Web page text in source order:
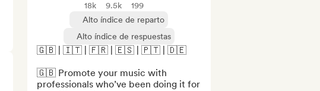
18k 9.5k
199
Alto índice de reparto
Alto índice de respuestas
🇬🇧 | 🇮🇹 | 🇫🇷 | 🇪🇸 | 🇵🇹 | 🇩🇪
🇬🇧 Promote your music with
professionals who’ve been doing it for